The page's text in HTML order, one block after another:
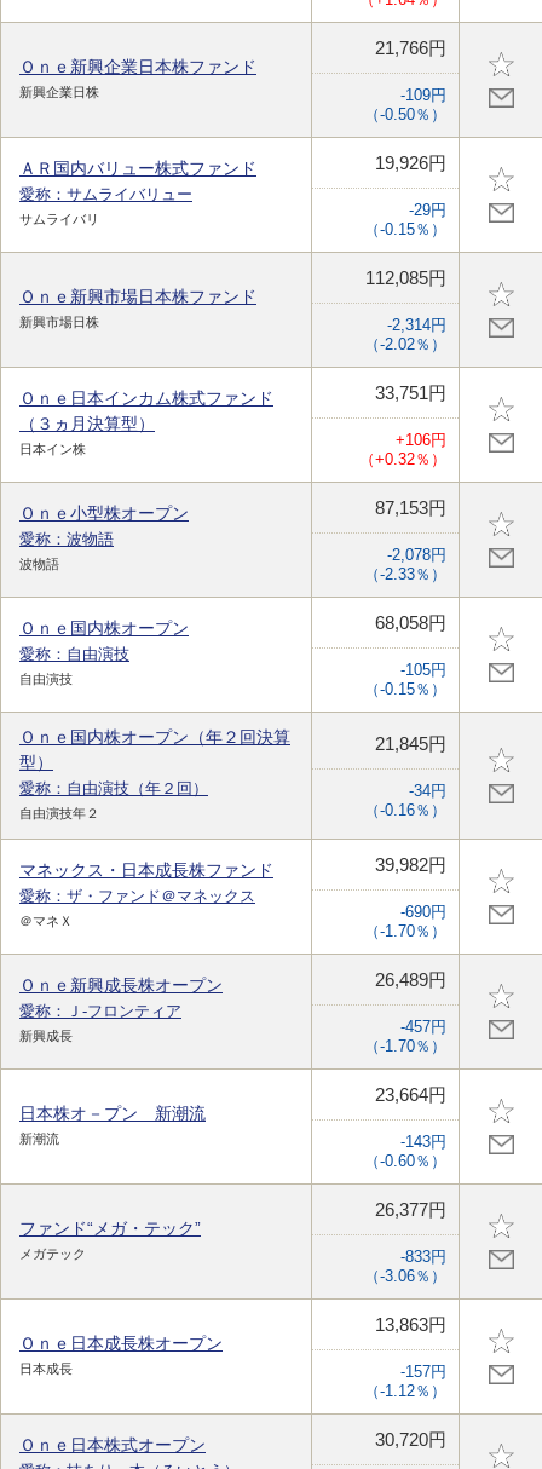
Ｏｎｅ新興企業日本株ファンド
新興企業日株
21,766円
-109円
（-0.50％）
ＡＲ国内バリュー株式ファンド
愛称：サムライバリュー
サムライバリ
19,926円
-29円
（-0.15％）
Ｏｎｅ新興市場日本株ファンド
新興市場日株
112,085円
-2,314円
（-2.02％）
Ｏｎｅ日本インカム株式ファンド
（３ヵ月決算型）
日本イン株
33,751円
+106円
（+0.32％）
Ｏｎｅ小型株オープン
愛称：波物語
波物語
87,153円
-2,078円
（-2.33％）
Ｏｎｅ国内株オープン
愛称：自由演技
自由演技
68,058円
-105円
（-0.15％）
Ｏｎｅ国内株オープン（年２回決算
型）
愛称：自由演技（年２回）
自由演技年２
21,845円
-34円
（-0.16％）
マネックス・日本成長株ファンド
愛称：ザ・ファンド＠マネックス
＠マネＸ
39,982円
-690円
（-1.70％）
Ｏｎｅ新興成長株オープン
愛称：Ｊ-フロンティア
新興成長
26,489円
-457円
（-1.70％）
日本株オ－プン 新潮流
新潮流
23,664円
-143円
（-0.60％）
ファンド“メガ・テック”
メガテック
26,377円
-833円
（-3.06％）
Ｏｎｅ日本成長株オープン
日本成長
13,863円
-157円
（-1.12％）
Ｏｎｅ日本株式オープン 30,720円